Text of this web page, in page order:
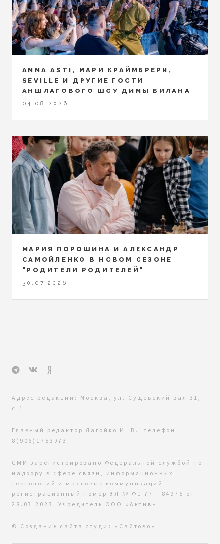
ANNA ASTI, МАРИ КРАЙМБРЕРИ,
SEVILLE И ДРУГИЕ ГОСТИ
АНШЛАГОВОГО ШОУ ДИМЫ БИЛАНА
04.08.2026
МАРИЯ ПОРОШИНА И АЛЕКСАНДР
САМОЙЛЕНКО В НОВОМ СЕЗОНЕ
"РОДИТЕЛИ РОДИТЕЛЕЙ"
30.07.2026
Адрес редакции: Москва, ул. Сущевский вал 31,
с.1
Главный редактор Лагойко И. В., телефон
8(906)1753973
СМИ зарегистрировано Федеральной службой по
надзору в сфере связи, информационных
технологий и массовых коммуникаций —
регистрационный номер ЭЛ № ФС 77 - 84975 от
28.03.2023. Учредитель ООО «Актив»
© Создание сайта студия «Сайтово»